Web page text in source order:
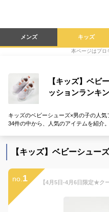
メンズ キッズ
本ページはプロ
【キッズ】ベビ
ッションランキ
キッズのベビーシューズ×男の子の人
34件の中から、人気のアイテムを紹介
【キッズ】ベビーシュー
no. 1